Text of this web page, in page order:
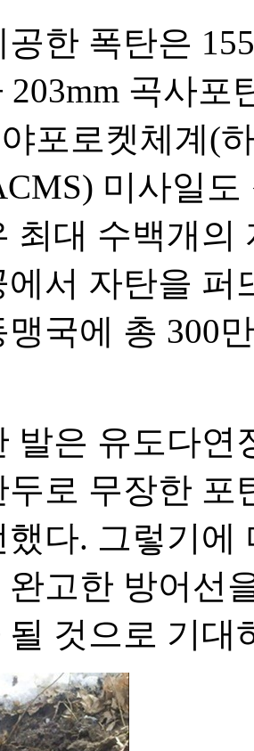
한 폭탄은
203mm 곡사
포로켓체계(
미사일
최대 수백개
에서 자탄을 퍼
국에 총 300
발은 유도다연
두로 무장한 포
했다. 그렇기에
완고한 방어선
것으로 기대